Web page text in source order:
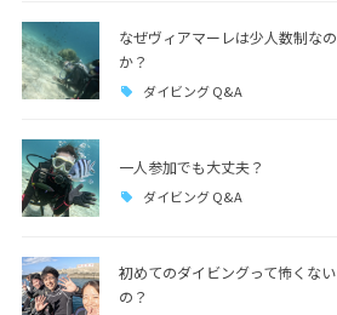
なぜヴィアマーレは少人数制なの
か？
ダイビング Q&A
一人参加でも大丈夫？
ダイビング Q&A
初めてのダイビングって怖くない
の？